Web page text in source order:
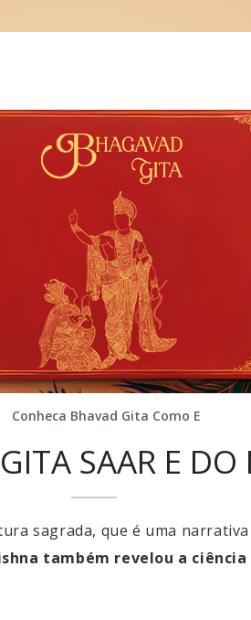
Conheca Bhavad Gita Como E
SAAR E
sagrada, que é uma
também revelou a